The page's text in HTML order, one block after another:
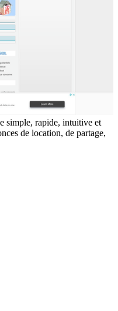
simple, rapide, intuitive et
de location, de partage,